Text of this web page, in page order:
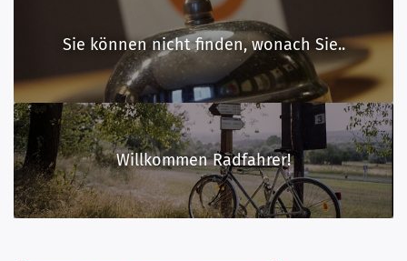
Sie können nicht finden, wonach Sie..
Willkommen Radfahrer!